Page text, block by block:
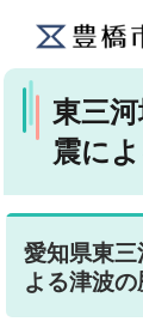
東三
震に
愛知県東
よる津波の